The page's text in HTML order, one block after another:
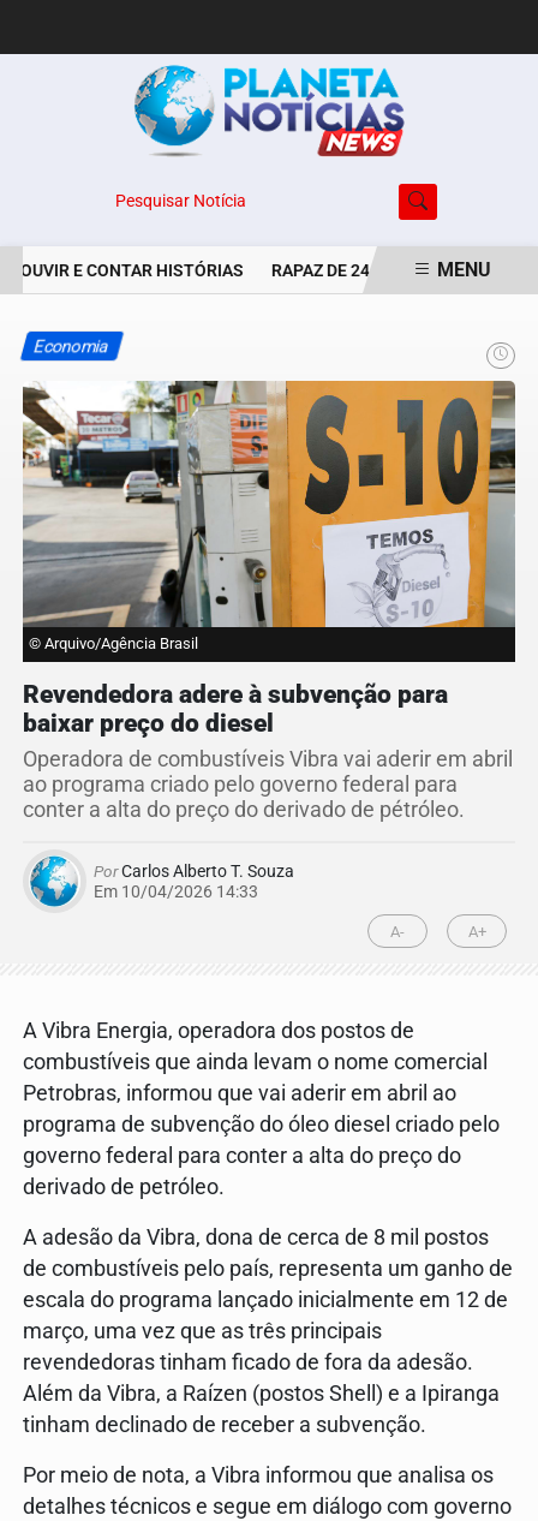
Pesquisar Notícia
OUVIR E CONTAR HISTÓRIAS RAPAZ DE 24 ANOS É MENU
Economia
© Arquivo/Agência Brasil
Revendedora adere à subvenção para
baixar preço do diesel
Operadora de combustíveis Vibra vai aderir em abril
ao programa criado pelo governo federal para
conter a alta do preço do derivado de pétróleo.
PorCarlos Alberto T. Souza
Em 10/04/2026 14:33
A- A+
A Vibra Energia, operadora dos postos de
combustíveis que ainda levam o nome comercial
Petrobras, informou que vai aderir em abril ao
programa de subvenção do óleo diesel criado pelo
governo federal para conter a alta do preço do
derivado de petróleo.
A adesão da Vibra, dona de cerca de 8 mil postos
de combustíveis pelo país, representa um ganho de
escala do programa lançado inicialmente em 12 de
março, uma vez que as três principais
revendedoras tinham ficado de fora da adesão.
Além da Vibra, a Raízen (postos Shell) e a Ipiranga
tinham declinado de receber a subvenção.
Por meio de nota, a Vibra informou que analisa os
detalhes técnicos e segue em diálogo com governo